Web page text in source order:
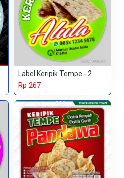
Label Keripik Tempe - 2
Rp 267